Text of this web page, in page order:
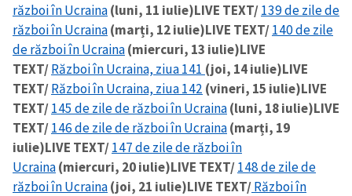
SUSȚINE
război în Ucraina(luni, 11 iulie)LIVE TEXT/139 de zile de
război în Ucraina(marți, 12 iulie)LIVE TEXT/140 de zile
de război în Ucraina(miercuri, 13 iulie)LIVE
TEXT/Război în Ucraina, ziua 141 (joi, 14 iulie)LIVE
TEXT/Război în Ucraina, ziua 142 (vineri, 15 iulie)LIVE
TEXT/145 de zile de război în Ucraina(luni, 18 iulie)LIVE
TEXT/146 de zile de război în Ucraina(marți, 19
iulie)LIVE TEXT/147 de zile de război în
Ucraina(miercuri, 20 iulie)LIVE TEXT/148 de zile de
război în Ucraina(joi, 21 iulie)LIVE TEXT/Război în